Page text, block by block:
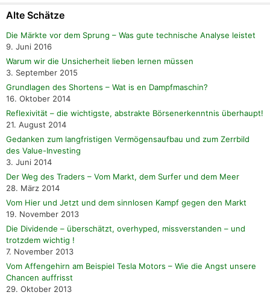
Alte Schätze
Die Märkte vor dem Sprung – Was gute technische Analyse leistet
9. Juni 2016
Warum wir die Unsicherheit lieben lernen müssen
3. September 2015
Grundlagen des Shortens – Wat is en Dampfmaschin?
16. Oktober 2014
Reflexivität – die wichtigste, abstrakte Börsenerkenntnis überhaupt!
21. August 2014
Gedanken zum langfristigen Vermögensaufbau und zum Zerrbild
des Value-Investing
3. Juni 2014
Der Weg des Traders – Vom Markt, dem Surfer und dem Meer
28. März 2014
Vom Hier und Jetzt und dem sinnlosen Kampf gegen den Markt
19. November 2013
Die Dividende – überschätzt, overhyped, missverstanden – und
trotzdem wichtig !
7. November 2013
Vom Affengehirn am Beispiel Tesla Motors – Wie die Angst unsere
Chancen auffrisst
29. Oktober 2013